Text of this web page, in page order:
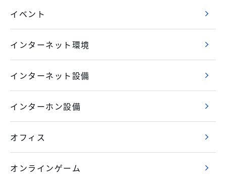
イベント
インターネット環境
インターネット設備
インターホン設備
オフィス
オンラインゲーム